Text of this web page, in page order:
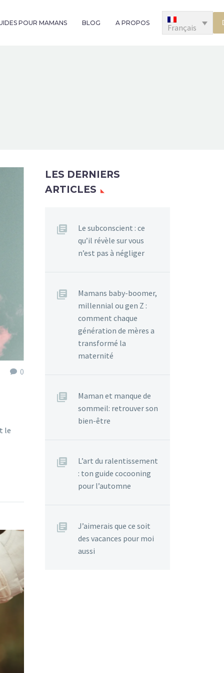
POUR MAMANS BLOG A PROPOS Français
0
le
LES DERNIERS
ARTICLES
Le subconscient : ce
qu’il révèle sur vous
n’est pas à négliger
Mamans baby-boomer,
millennial ou gen Z :
comment chaque
génération de mères a
transformé la
maternité
Maman et manque de
sommeil: retrouver son
bien-être
L’art du ralentissement
: ton guide cocooning
pour l’automne
J’aimerais que ce soit
des vacances pour moi
aussi